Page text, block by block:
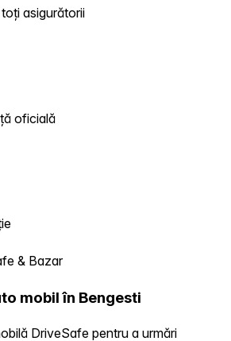
asigurătorii
oficială
& Bazar
mobil în Bengesti
DriveSafe pentru a urmări